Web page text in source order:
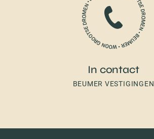
In contact
BEUMER VESTIGINGEN